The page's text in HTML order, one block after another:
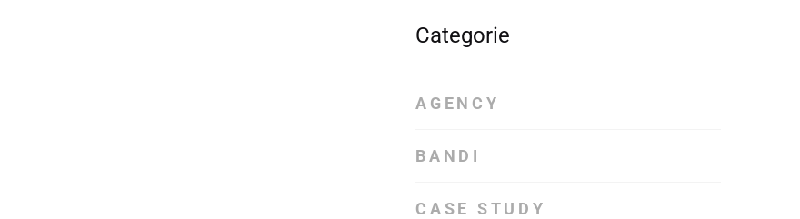
Categorie
AGENCY
BANDI
CASE STUDY